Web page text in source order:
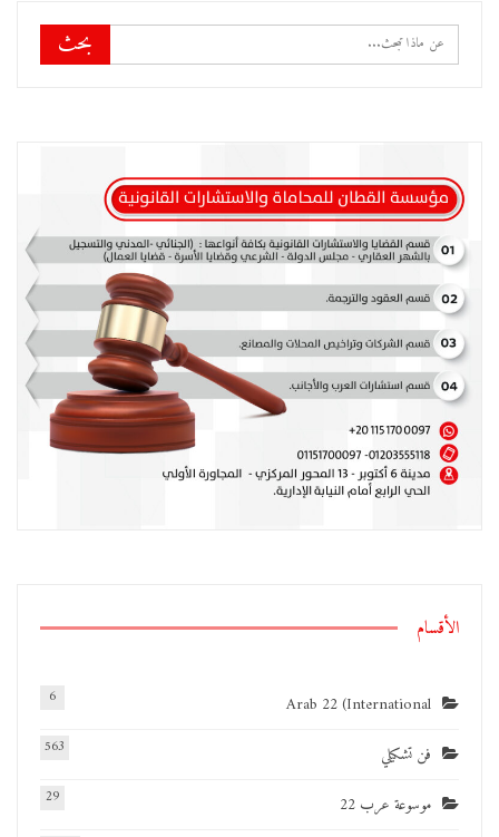
الأقسام
Arab 22 (International
6
فن تشكيلي 563
موسوعة عرب 22 29